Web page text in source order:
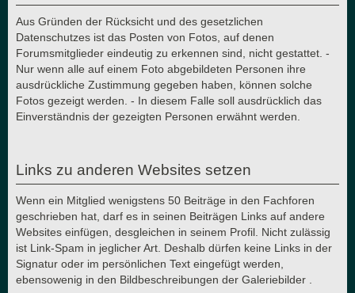
Aus Gründen der Rücksicht und des gesetzlichen
Datenschutzes ist das Posten von Fotos, auf denen
Forumsmitglieder eindeutig zu erkennen sind, nicht gestattet. -
Nur wenn alle auf einem Foto abgebildeten Personen ihre
ausdrückliche Zustimmung gegeben haben, können solche
Fotos gezeigt werden. - In diesem Falle soll ausdrücklich das
Einverständnis der gezeigten Personen erwähnt werden.
Links zu anderen Websites setzen
Wenn ein Mitglied wenigstens 50 Beiträge in den Fachforen
geschrieben hat, darf es in seinen Beiträgen Links auf andere
Websites einfügen, desgleichen in seinem Profil. Nicht zulässig
ist Link-Spam in jeglicher Art. Deshalb dürfen keine Links in der
Signatur oder im persönlichen Text eingefügt werden,
ebensowenig in den Bildbeschreibungen der Galeriebilder .